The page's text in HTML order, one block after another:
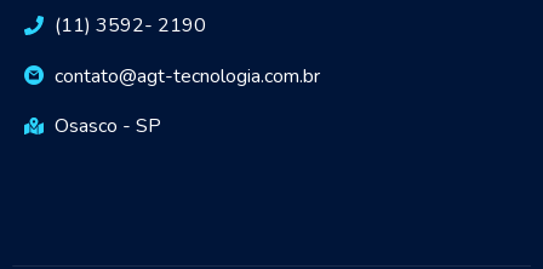
(11) 3592- 2190
contato@agt-tecnologia.com.br
Osasco - SP